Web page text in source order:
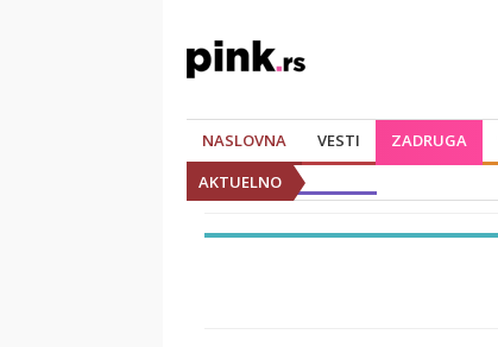
NASLOVNA VESTI ZADRUGA
AKTUELNO